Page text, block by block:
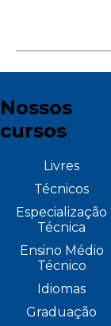
Nossos
cursos
Livres
Técnicos
Especialização
Técnica
Ensino Médio
Técnico
Idiomas
Graduação